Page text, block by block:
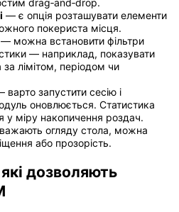
drag‑and‑drop.
— є опція розташувати елементи
покериста місця.
— можна встановити фільтри
— наприклад, показувати
за лімітом, періодом чи
варто запустити сесію і
оновлюється. Статистика
у міру накопичення роздач.
огляду стола, можна
або прозорість.
дозволяють